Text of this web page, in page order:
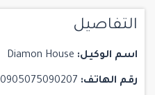
التفاصيل
اسم الوكيل:
رقم الهاتف: